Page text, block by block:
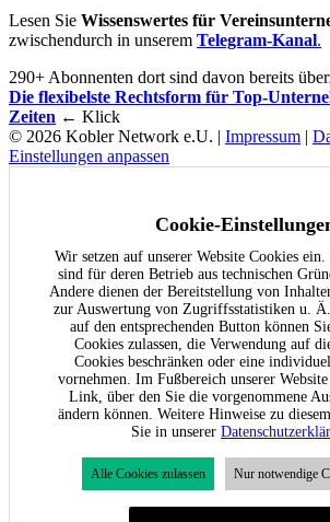
Lesen Sie Wissenswertes für
zwischendurch in unserem Telegram-Kanal.
290+ Abonnenten dort sind davon bereits
Die flexibelste Rechtsform für Top-
Zeiten ← Klick
© 2026 Kobler Network e.U. | Impressum |
Einstellungen anpassen
Cookie-
Wir setzen auf unserer Website Cookies
sind für deren Betrieb aus technischen
Andere dienen der Bereitstellung von
zur Auswertung von Zugriffsstatistiken u.
auf den entsprechenden Button können
Cookies zulassen, die Verwendung auf
Cookies beschränken oder eine
vornehmen. Im Fußbereich unserer
Link, über den Sie die vorgenommene
ändern können. Weitere Hinweise zu
Sie in unserer
Alle Cookies zulassen Nur notwendige